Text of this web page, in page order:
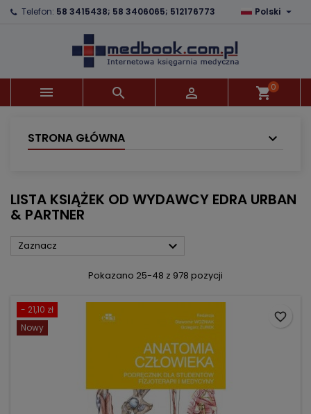
Telefon: 58 3415438; 58 3406065; 512176773 Polski 
   shopping_cart0
STRONA GŁÓWNA
LISTA KSIĄŻEK OD WYDAWCY EDRA URBAN
& PARTNER
Zaznacz 
Pokazano 25-48 z 978 pozycji
- 21,10 zł
Nowy
favorite_border
×
Utwórz nową listę
×
((confirmMessage))
((cancelText)) ((modalDeleteText))
×
Nazwa listy życzeń
Utwórz listę życzeń
×
Musisz być zalogowany by zapisać produkty na
swojej liście życzeń.